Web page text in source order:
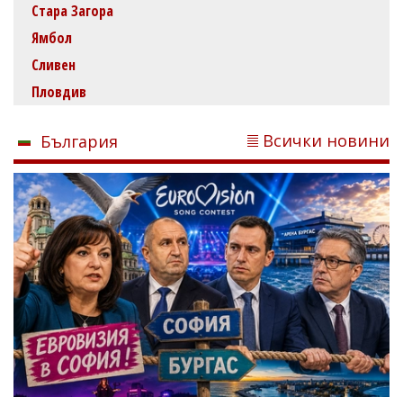
Стара Загора
Ямбол
Сливен
Пловдив
България Всички новини